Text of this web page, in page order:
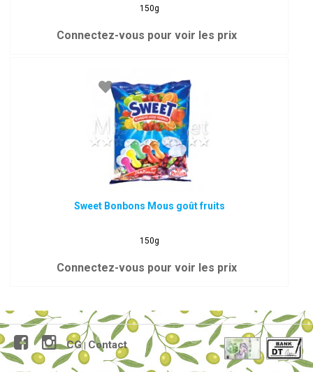
150g
Connectez-vous pour voir les prix
Sweet Bonbons Mous goût fruits
150g
Connectez-vous pour voir les prix
CG| Contact